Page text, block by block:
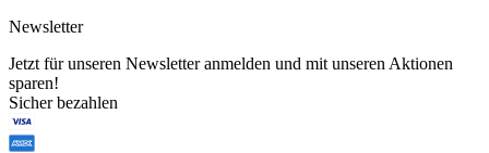
Newsletter
Jetzt für unseren Newsletter anmelden und mit unseren Aktionen
sparen!
Sicher bezahlen